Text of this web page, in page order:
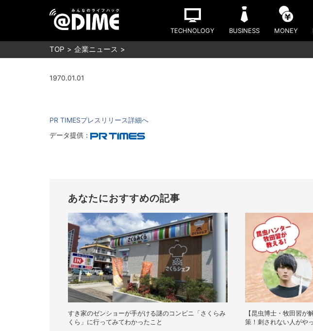
TECHNOLOGY BUSINESS MONEY
TOP 企業ニュース
1970.01.01
PR TIMESプレスリリース詳細へ
データ提供：
あなたにおすすめの記事
すき家のゼンショーが手がける謎のコンビニ「さくらみ
くら」に行ってみてわかったこと
【昆虫博士・牧田習
策！刺されない人がや